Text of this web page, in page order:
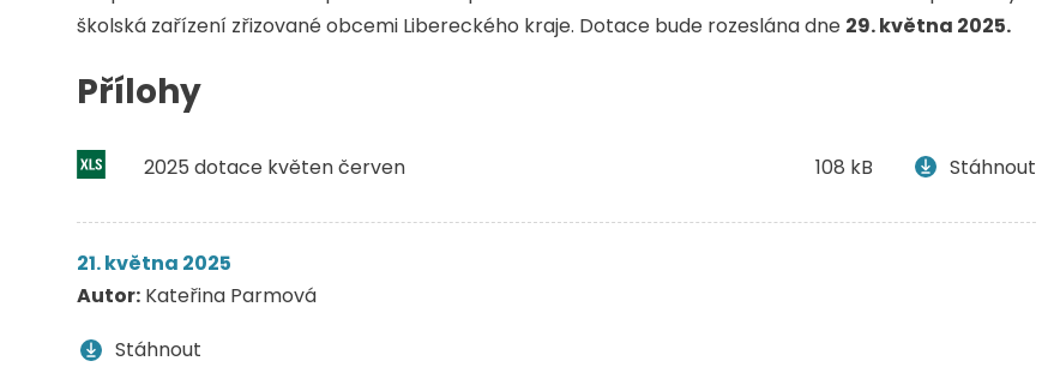
školská zařízení zřizované obcemi Libereckého kraje. Dotace bude rozeslána dne 29. května 2025.
Přílohy
2025 dotace květen červen 108 kB Stáhnout
21. května 2025
Autor: Kateřina Parmová
Stáhnout